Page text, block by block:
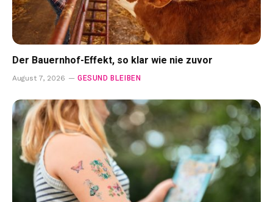
Der Bauernhof-Effekt, so klar wie nie zuvor
August 7, 2026 GESUND BLEIBEN